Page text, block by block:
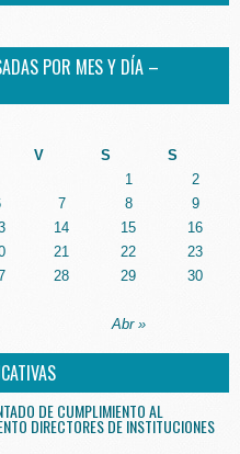
POR MES Y DÍA –
V S S
Abr »
1
2
7 8
9
14 15
16
21 22
23
28 29
30
DE CUMPLIMIENTO AL
DIRECTORES DE INSTITUCIONES